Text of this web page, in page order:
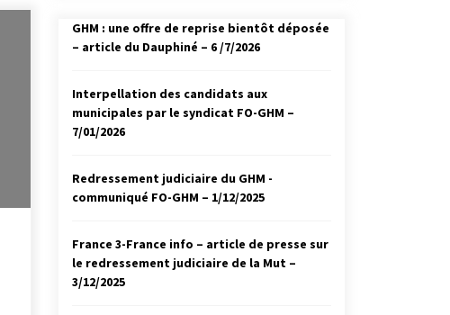
GHM : une offre de reprise bientôt déposée
– article du Dauphiné – 6 /7/2026
Interpellation des candidats aux
municipales par le syndicat FO-GHM –
7/01/2026
Redressement judiciaire du GHM -
communiqué FO-GHM – 1/12/2025
France 3-France info – article de presse sur
le redressement judiciaire de la Mut –
3/12/2025